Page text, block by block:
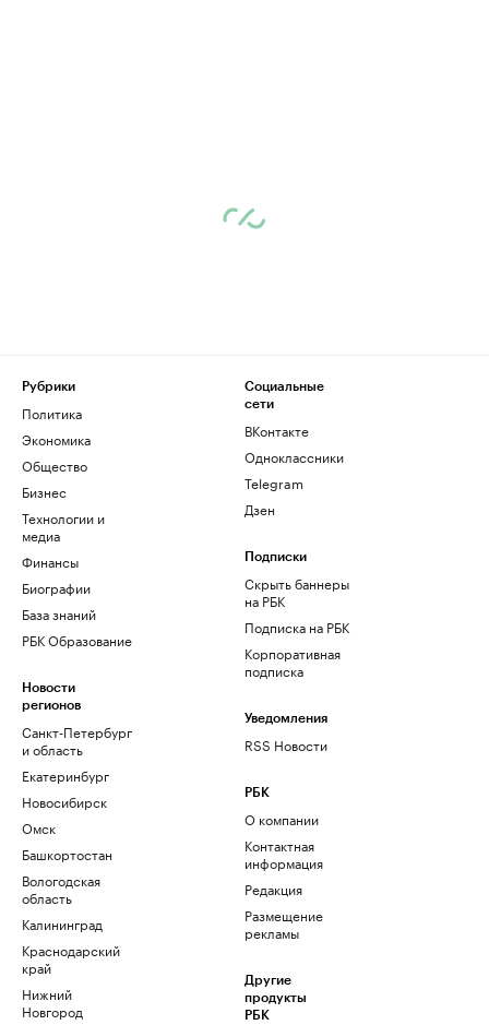
Рубрики
Политика
Экономика
Общество
Бизнес
Технологии и
медиа
Финансы
Биографии
База знаний
РБК Образование
Новости
регионов
Санкт-Петербург
и область
Екатеринбург
Новосибирск
Омск
Башкортостан
Вологодская
область
Калининград
Краснодарский
край
Нижний
Новгород
Социальные
сети
ВКонтакте
Одноклассники
Telegram
Дзен
Подписки
Скрыть баннеры
на РБК
Подписка на РБК
Корпоративная
подписка
Уведомления
RSS Новости
РБК
О компании
Контактная
информация
Редакция
Размещение
рекламы
Другие
продукты
РБК